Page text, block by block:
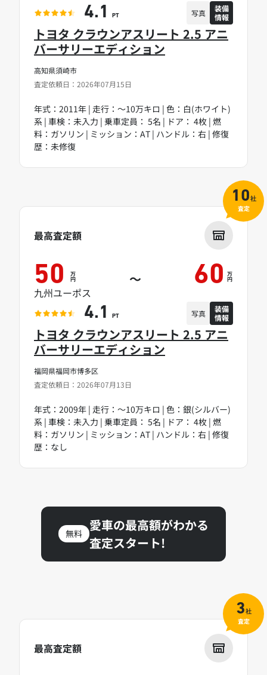
高知県須崎市
査定依頼日：2026年07月15日
トヨタ クラウンアスリート 2.5 アニ
バーサリーエディション
年式：2011年 | 走行：～10万キロ | 色：白(ホワイト)
系 | 車検：未入力 | 乗車定員： 5名 | ドア： 4枚 | 燃
料：ガソリン | ミッション：AT | ハンドル：右 | 修復
歴：未修復
4.1 PT 写真
装備
情報
福岡県福岡市博多区
査定依頼日：2026年07月13日
トヨタ クラウンアスリート 2.5 アニ
バーサリーエディション
年式：2009年 | 走行：～10万キロ | 色：銀(シルバー)
系 | 車検：未入力 | 乗車定員： 5名 | ドア： 4枚 | 燃
料：ガソリン | ミッション：AT | ハンドル：右 | 修復
歴：なし
最高査定額
50 万
円 ～ 60 万
円
九州ユーポス
4.1 PT 写真
装備
情報
10社
査定
無料
愛車の最高額がわかる
査定スタート!
最高査定額
3社
査定